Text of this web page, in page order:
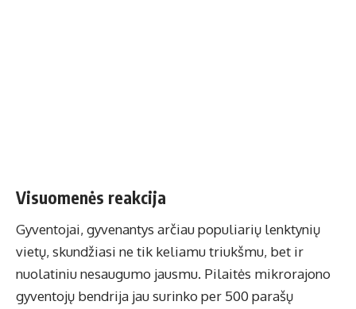
Visuomenės reakcija
Gyventojai, gyvenantys arčiau populiarių lenktynių
vietų, skundžiasi ne tik keliamu triukšmu, bet ir
nuolatiniu nesaugumo jausmu. Pilaitės mikrorajono
gyventojų bendrija jau surinko per 500 parašų